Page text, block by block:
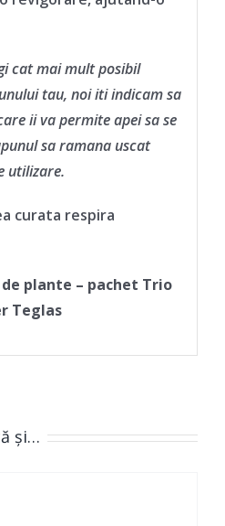
cat mai mult posibil
tau, noi iti indicam sa
ii va permite apei sa se
sa ramana uscat
utilizare.
curata respira
plante – pachet Trio
Teglas
și…